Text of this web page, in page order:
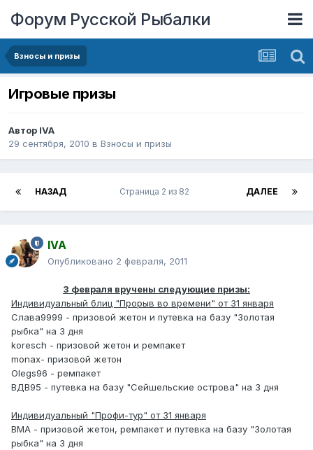
Форум Русской Рыбалки
Взносы и призы
Игровые призы
Автор IVA
29 сентября, 2010 в Взносы и призы
НАЗАД ДАЛЕЕ
Страница 2 из 82
IVA
Опубликовано 2 февраля, 2011
3 февраля вручены следующие призы:
Индивидуальный блиц "Прорыв во времени" от 31 января
Слава9999 - призовой жетон и путевка на базу "Золотая
рыбка" на 3 дня
koresch - призовой жетон и ремпакет
monax- призовой жетон
Olegs96 - ремпакет
ВДВ95 - путевка на базу "Сейшельские острова" на 3 дня
Индивидуальный "Профи-тур" от 31 января
ВМА - призовой жетон, ремпакет и путевка на базу "Золотая
рыбка" на 3 дня